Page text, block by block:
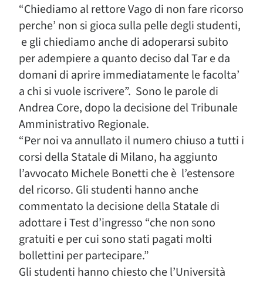
“Chiediamo al rettore Vago di non fare ricorso
perche’ non si gioca sulla pelle degli studenti,
e gli chiediamo anche di adoperarsi subito
per adempiere a quanto deciso dal Tar e da
domani di aprire immediatamente le facolta’
a chi si vuole iscrivere”. Sono le parole di
Andrea Core, dopo la decisione del Tribunale
Amministrativo Regionale.
“Per noi va annullato il numero chiuso a tutti i
corsi della Statale di Milano, ha aggiunto
l’avvocato Michele Bonetti che è l’estensore
del ricorso. Gli studenti hanno anche
commentato la decisione della Statale di
adottare i Test d’ingresso “che non sono
gratuiti e per cui sono stati pagati molti
bollettini per partecipare.”
Gli studenti hanno chiesto che l’Università